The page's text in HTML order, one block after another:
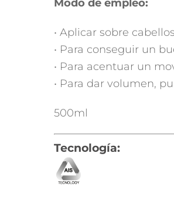
Modo de empleo:
• Aplicar sobre
• Para conseguir un
• Para acentuar un
• Para dar volumen,
500ml
Tecnología: